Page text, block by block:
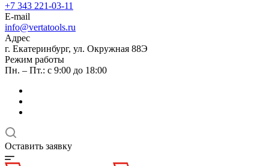
+7 343 221-03-11
E-mail
info@vertatools.ru
Адрес
г. Екатеринбург, ул. Окружная 88Э
Режим работы
Пн. – Пт.: с 9:00 до 18:00
Оставить заявку